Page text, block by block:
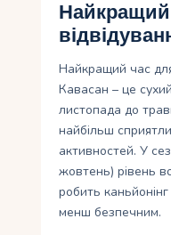
Найкращий час
Кавасан – це
листопада до
найбільш
активностей. У
жовтень) рівень
робить
менш безпечним.